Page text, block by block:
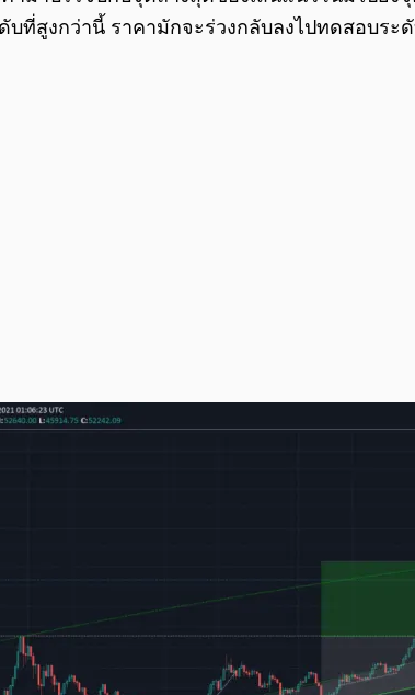
สูงกว่านี้ ราคามักจะร่วงกลับลงไปทดสอบระดับ